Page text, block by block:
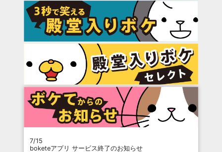
7/15
boketeアプリ サービス終了のお知らせ